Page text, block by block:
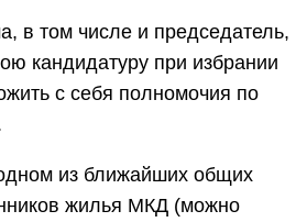
в том числе и председатель,
кандидатуру при избрании
с себя полномочия по
из ближайших общих
жилья МКД (можно